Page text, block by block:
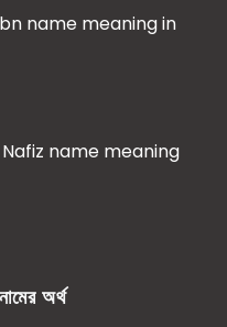
Ibn name meaning in
Nafiz name meaning
অর্থ